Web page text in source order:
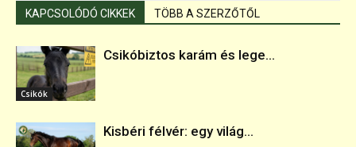
KAPCSOLÓDÓ CIKKEK TÖBB A SZERZŐTŐL
Csikók
Csikóbiztos karám és lege...
Kisbéri félvér: egy világ...